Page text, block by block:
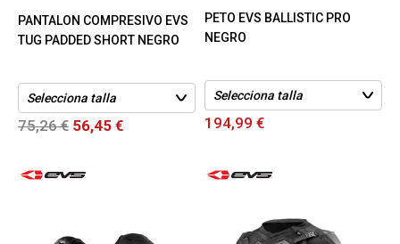
PANTALON COMPRESIVO EVS
TUG PADDED SHORT NEGRO
75,26 € 56,45 €
PETO EVS BALLISTIC PRO
NEGRO
194,99 €